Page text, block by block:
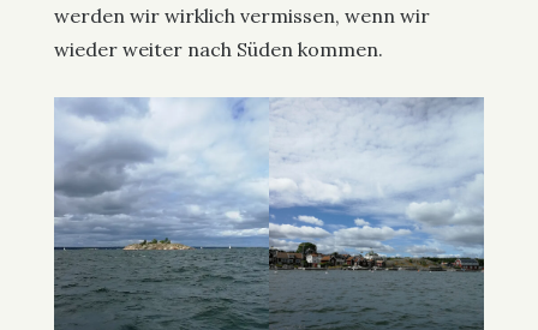
werden wir wirklich vermissen, wenn wir
wieder weiter nach Süden kommen.